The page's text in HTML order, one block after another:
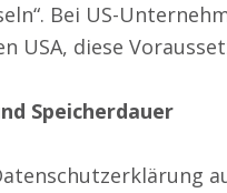
Bei US-
USA, diese
Speicherdauer